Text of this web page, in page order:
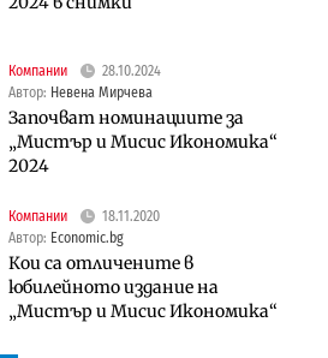
Компании
28.10.2024
Автор: Невена Мирчева
Започват номинациите за
„Мистър и Мисис Икономика“
2024
Компании
18.11.2020
Автор: Economic.bg
Кои са отличените в
юбилейното издание на
„Мистър и Мисис Икономика“